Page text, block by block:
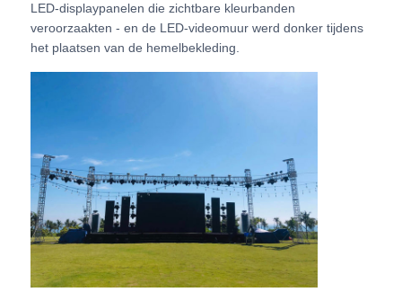
SMD LED Scherm
Buiten geleid reclamebord
LED-displaypanelen die zichtbare kleurbanden
veroorzaakten - en de LED-videomuur werd donker tijdens
het plaatsen van de hemelbekleding.